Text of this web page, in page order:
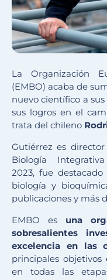
La Organización
(EMBO) acaba de
nuevo científico a
sus logros en el
trata del chileno
Gutiérrez es
Biología
2023, fue
biología y
publicaciones y más
EMBO es una
sobresalientes
excelencia en las
principales objetivos
en todas las